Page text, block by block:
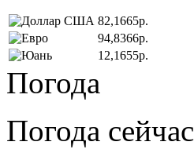
82,1665р.
94,8366р.
12,1655р.
Погода
Погода сейчас